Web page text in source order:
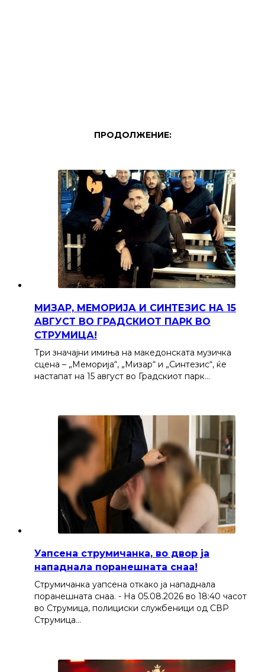
ПРОДОЛЖЕНИЕ:
МИЗАР, МЕМОРИЈА И СИНТЕЗИС НА 15
АВГУСТ ВО ГРАДСКИОТ ПАРК ВО
СТРУМИЦА!
Три значајни имиња на македонската музичка
сцена – „Меморија“, „Мизар“ и „Синтезис“, ќе
настапат на 15 август во Градскиот парк…
Уапсена струмичанка, во двор ја
нападнала поранешната снаа!
Струмичанка уапсена откако ја нападнала
поранешната снаа. - На 05.08.2026 во 18:40 часот
во Струмица, полициски службеници од СВР
Струмица…